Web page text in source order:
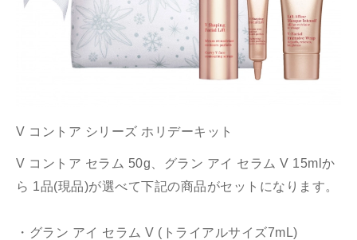
V コントア シリーズ ホリデーキット
V コントア セラム 50g、グラン アイ セラム V 15mlか
ら 1品(現品)が選べて下記の商品がセットになります。
・グラン アイ セラム V (トライアルサイズ7mL)